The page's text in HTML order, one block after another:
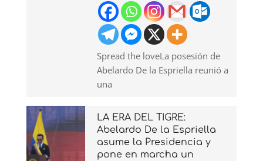
Spread the loveLa posesión de
Abelardo De la Espriella reunió a
una
LA ERA DEL TIGRE:
Abelardo De la Espriella
asume la Presidencia y
pone en marcha un